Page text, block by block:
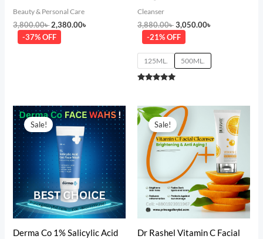
Beauty & Personal Care
3,800.00৳2,380.00৳
-37% OFF
Cleanser
3,880.00৳3,050.00৳
-21% OFF
125ML. 500ML.
Sale!
Derma Co 1% Salicylic Acid
Original
price
was:
1,280.00৳ .
Current
price
is:
980.00৳ .
Sale!
Dr Rashel Vitamin C Facial
Original
price
was:
880.00৳ .590.00৳ .